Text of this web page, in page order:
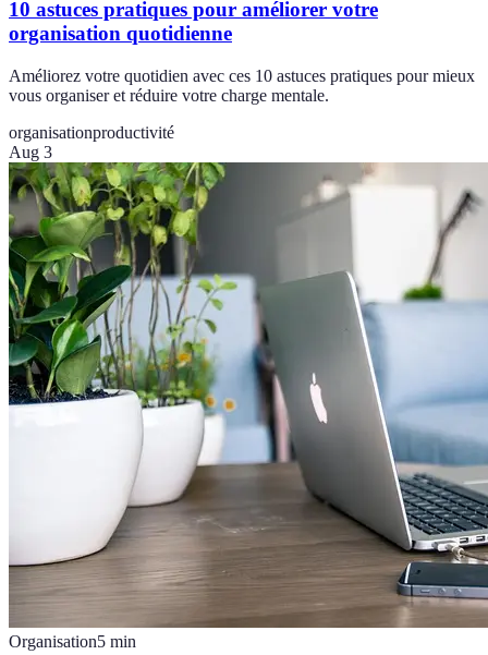
10 astuces pratiques pour améliorer votre
organisation quotidienne
Améliorez votre quotidien avec ces 10 astuces pratiques pour mieux
vous organiser et réduire votre charge mentale.
organisationproductivité
Aug 3
Organisation5 min